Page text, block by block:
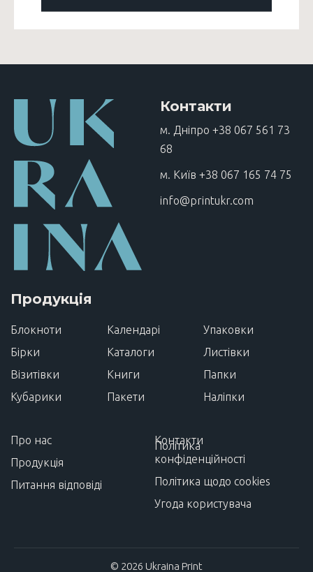
Контакти
м. Дніпро +38 067 561 73
68
м. Київ +38 067 165 74 75
info@printukr.com
Продукція
Блокноти
Бірки
Візитівки
Кубарики
Календарі
Каталоги
Книги
Пакети
Упаковки
Листівки
Папки
Наліпки
Про нас
Продукція
Питання відповіді
Контакти
Політика
конфіденційності
Політика щодо cookies
Угода користувача
© 2026 Ukraina Print